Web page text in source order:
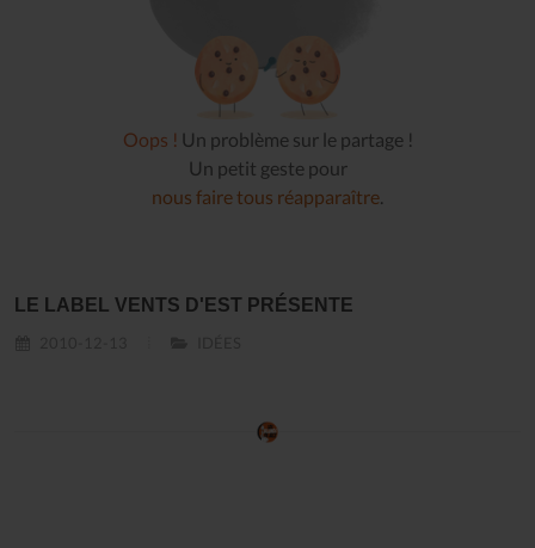
Oops ! Un problème sur le partage !
Un petit geste pour
nous faire tous réapparaître
LE LABEL VENTS D'EST PRÉSENTE